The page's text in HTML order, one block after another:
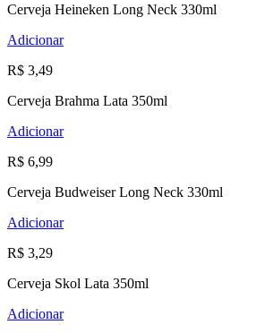
Cerveja Heineken Long Neck 330ml
Adicionar
R$ 3,49
Cerveja Brahma Lata 350ml
Adicionar
R$ 6,99
Cerveja Budweiser Long Neck 330ml
Adicionar
R$ 3,29
Cerveja Skol Lata 350ml
Adicionar